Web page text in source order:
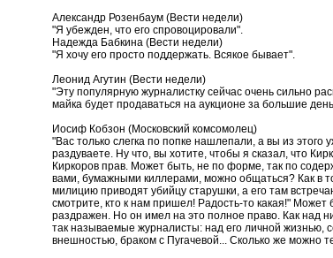
Александр Розенбаум (Вести недели)
"Я убежден, что его спровоцировали".
Надежда Бабкина (Вести недели)
"Я хочу его просто поддержать. Всякое бывает".
Леонид Агутин (Вести недели)
"Эту популярную журналистку сейчас очень сильно
майка будет продаваться на аукционе за большие
Иосиф Кобзон (Московский комсомолец)
"Вас только слегка по попке нашлепали, а вы из этого
раздуваете. Ну что, вы хотите, чтобы я сказал, что
Киркоров прав. Может быть, не по форме, так по
вами, бумажными киллерами, можно общаться? Как в
милицию приводят убийцу старушки, а его там
смотрите, кто к нам пришел! Радость-то какая!"
раздражен. Но он имел на это полное право. Как над
так называемые журналисты: над его личной жизнью,
внешностью, браком с Пугачевой... Сколько же можно